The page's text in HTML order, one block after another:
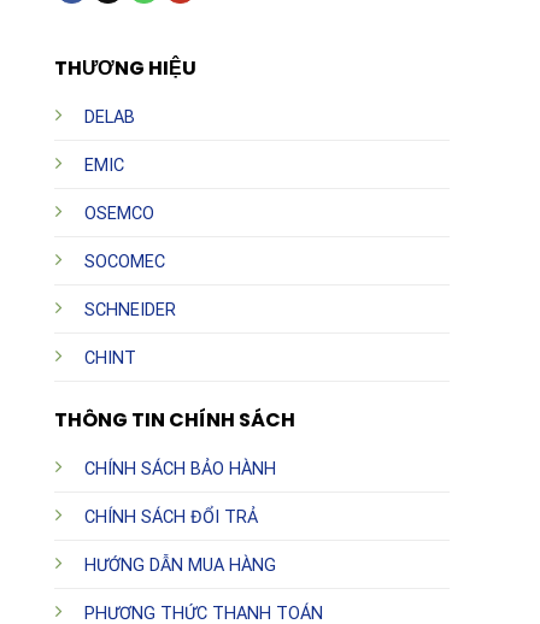
THƯƠNG HIỆU
DELAB
EMIC
OSEMCO
SOCOMEC
SCHNEIDER
CHINT
THÔNG TIN CHÍNH SÁCH
CHÍNH SÁCH BẢO HÀNH
CHÍNH SÁCH ĐỔI TRẢ
HƯỚNG DẪN MUA HÀNG
PHƯƠNG THỨC THANH TOÁN